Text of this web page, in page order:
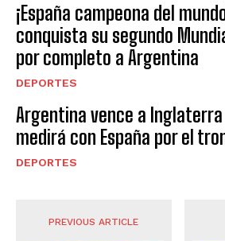
¡España campeona del
conquista su segundo
por completo a Argentina
DEPORTES
Argentina vence a Inglaterra
medirá con España por el
DEPORTES
PREVIOUS ARTICLE